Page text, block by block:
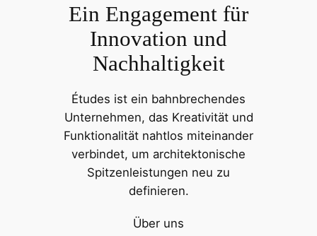
Ein Engagement für
Innovation und
Nachhaltigkeit
Études ist ein bahnbrechendes
Unternehmen, das Kreativität und
Funktionalität nahtlos miteinander
verbindet, um architektonische
Spitzenleistungen neu zu
definieren.
Über uns